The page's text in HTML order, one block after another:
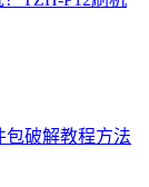
包破解教程方法